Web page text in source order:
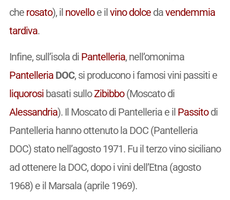
che rosato), il novelloe ilvino dolcedavendemmia
tardiva.
Infine, sull’isola di Pantelleria, nell’omonima
PantelleriaDOC, si producono i famosi vini passiti e
liquorosibasati sulloZibibbo(Moscato di
Alessandria). Il Moscato di Pantelleria e il Passitodi
Pantelleria hanno ottenuto la DOC (Pantelleria
DOC) stato nell’agosto 1971. Fu il terzo vino siciliano
ad ottenere la DOC, dopo i vini dell’Etna (agosto
1968) e il Marsala (aprile 1969).